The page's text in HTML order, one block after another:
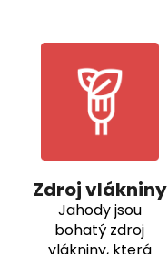
Zdroj vlákniny
Jahody jsou
bohatý zdroj